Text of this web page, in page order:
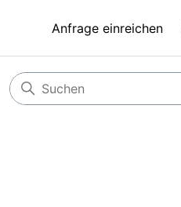
Anfrage einreichen